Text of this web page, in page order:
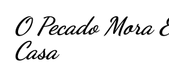
Avançar para o conteúdo
O Pecado Mora
Casa